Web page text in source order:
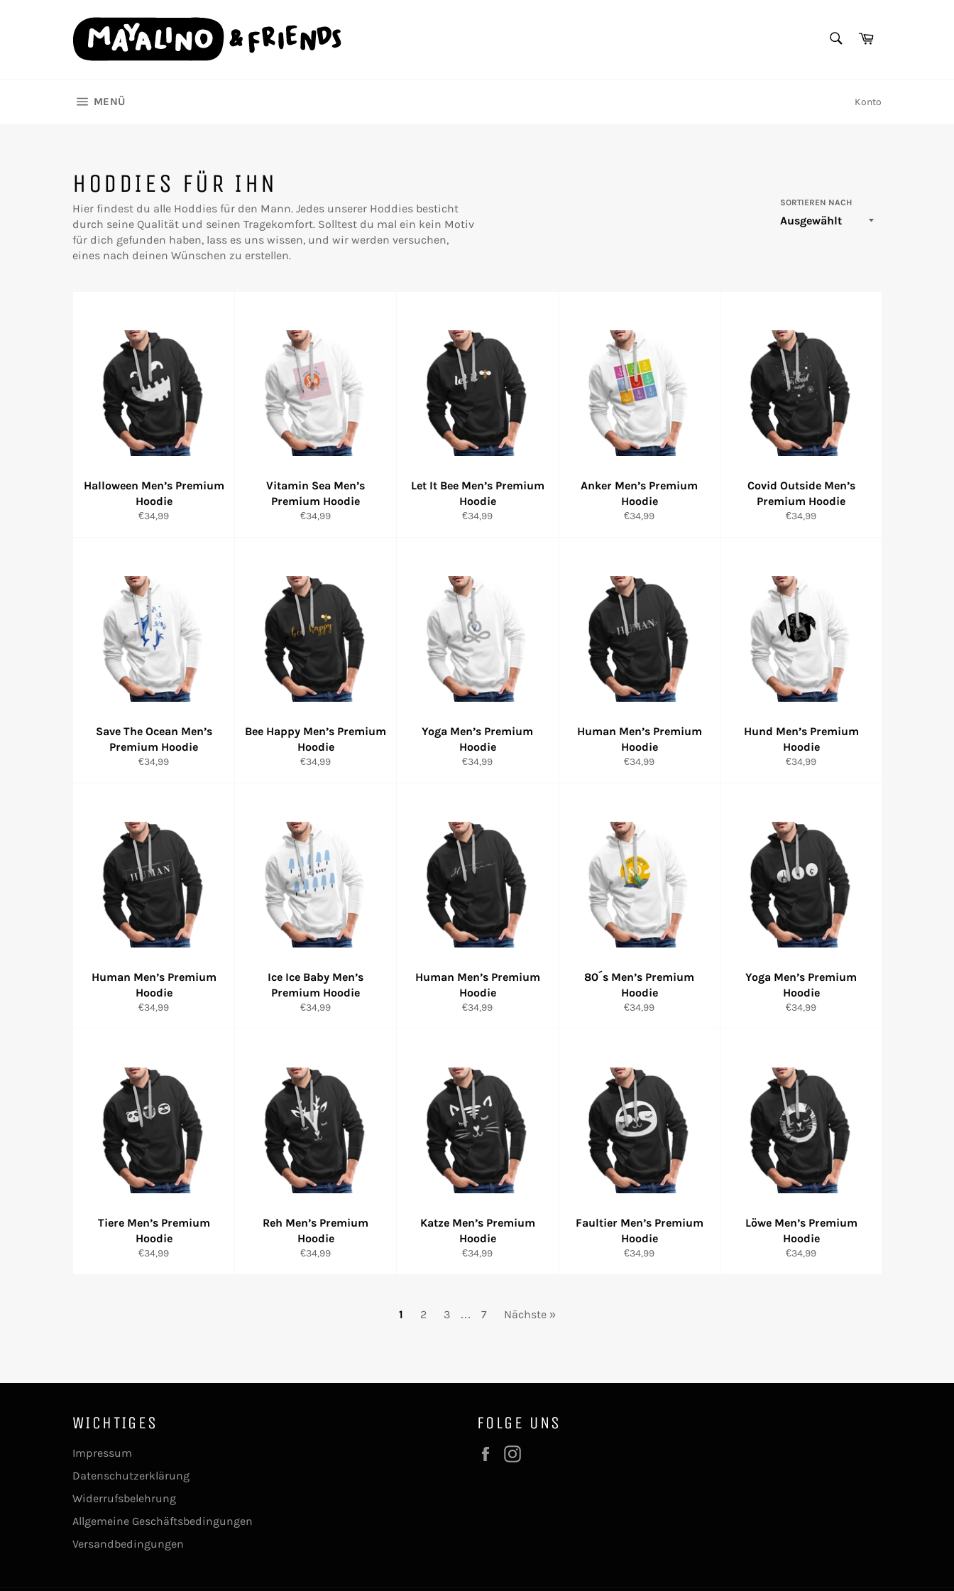
Warenkorb
MENÜ Konto
HODDIES FÜR IHN
Hier findest du alle Hoddies für den Mann. Jedes unserer Hoddies besticht
durch seine Qualität und seinen Tragekomfort. Solltest du mal ein kein Motiv
für dich gefunden haben, lass es uns wissen, und wir werden versuchen,
eines nach deinen Wünschen zu erstellen.
SORTIEREN NACH
Halloween Men’s Premium
Hoodie
Normaler
€34,99
Vitamin Sea Men’s
Premium Hoodie
Normaler
€34,99
Let It Bee Men’s Premium
Hoodie
Normaler
€34,99
Anker Men’s Premium
Hoodie
Normaler
€34,99
Covid Outside Men’s
Premium Hoodie
Normaler
€34,99
Save The Ocean Men’s
Premium Hoodie
Normaler
€34,99
Bee Happy Men’s Premium
Hoodie
Normaler
€34,99
Yoga Men’s Premium
Hoodie
Normaler
€34,99
Human Men’s Premium
Hoodie
Normaler
€34,99
Hund Men’s Premium
Hoodie
Normaler
€34,99
Human Men’s Premium
Hoodie
Normaler
€34,99
Ice Ice Baby Men’s
Premium Hoodie
Normaler
€34,99
Human Men’s Premium
Hoodie
Normaler
€34,99
80´s Men’s Premium
Hoodie
Normaler
€34,99
Yoga Men’s Premium
Hoodie
Normaler
€34,99
Tiere Men’s Premium
Hoodie
Normaler
€34,99
Reh Men’s Premium
Hoodie
Normaler
€34,99
Katze Men’s Premium
Hoodie
Normaler
€34,99
Faultier Men’s Premium
Hoodie
Normaler
€34,99
Löwe Men’s Premium
Hoodie
Normaler
€34,99
1 2 3 … 7 Nächste »
WICHTIGES
Impressum
Datenschutzerklärung
Widerrufsbelehrung
Allgemeine Geschäftsbedingungen
Versandbedingungen
FOLGE UNS
Facebook